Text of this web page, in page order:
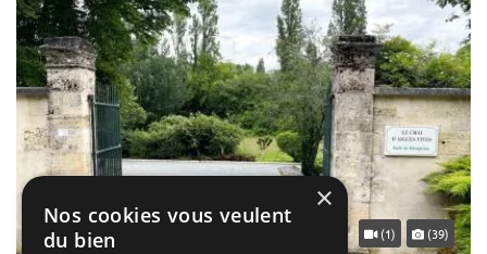
... 37 km (1) (39)
×
Nos cookies vous veulent
du bien